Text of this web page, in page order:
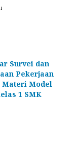
Survei dan
Pekerjaan
Model
1 SMK